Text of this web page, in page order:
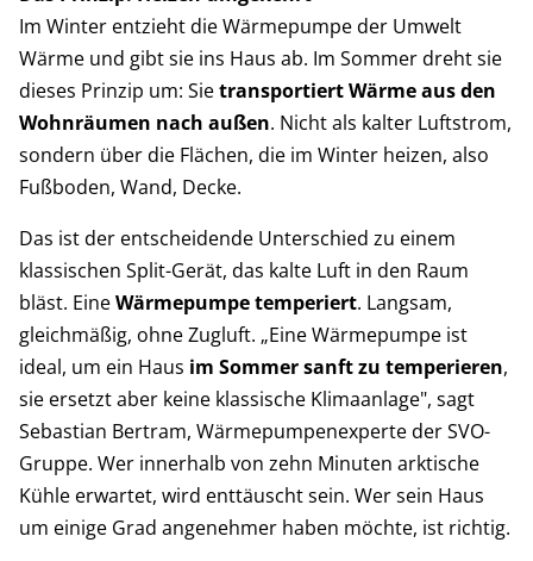
Im Winter entzieht die Wärmepumpe der Umwelt
Wärme und gibt sie ins Haus ab. Im Sommer dreht sie
dieses Prinzip um: Sietransportiert Wärme aus den
Wohnräumen nach außen. Nicht als kalter Luftstrom,
sondern über die Flächen, die im Winter heizen, also
Fußboden, Wand, Decke.
Das ist der entscheidende Unterschied zu einem
klassischen Split-Gerät, das kalte Luft in den Raum
bläst. EineWärmepumpe temperiert. Langsam,
gleichmäßig, ohne Zugluft. „Eine Wärmepumpe ist
ideal, um ein Haus im Sommer sanft zu temperieren,
sie ersetzt aber keine klassische Klimaanlage", sagt
Sebastian Bertram, Wärmepumpenexperte der SVO-
Gruppe. Wer innerhalb von zehn Minuten arktische
Kühle erwartet, wird enttäuscht sein. Wer sein Haus
um einige Grad angenehmer haben möchte, ist richtig.